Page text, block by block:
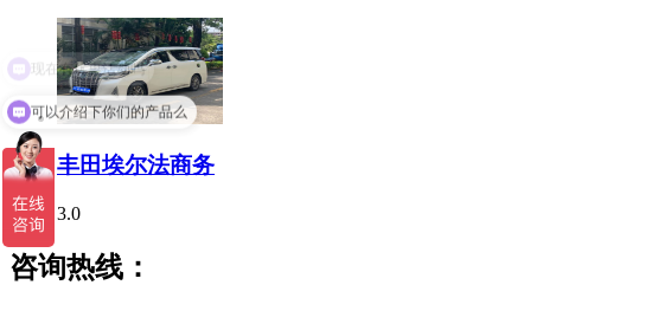
丰田埃尔法商务
3.0
咨询热线：
可以介绍下你们的产品么